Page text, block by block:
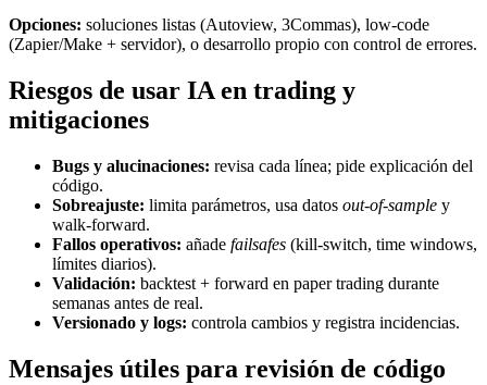
Opciones: soluciones listas (Autoview, 3Commas), low-code
(Zapier/Make + servidor), o desarrollo propio con control de errores.
Riesgos de usar IA en trading y
mitigaciones
Bugs y alucinaciones: revisa cada línea; pide explicación del
código.
Sobreajuste: limita parámetros, usa datos out-of-sample y
walk-forward.
Fallos operativos: añade failsafes (kill-switch, time windows,
límites diarios).
Validación: backtest + forward en paper trading durante
semanas antes de real.
Versionado y logs: controla cambios y registra incidencias.
Mensajes útiles para revisión de código